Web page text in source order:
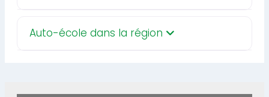
Auto-école dans la région